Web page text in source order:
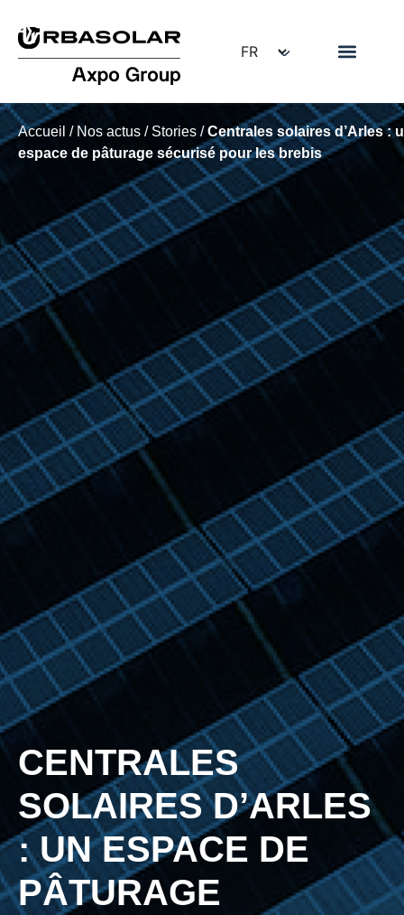
Accueil / Nos actus / Stories /Centrales solaires d’Arles :
espace de pâturage sécurisé pour les brebis
CENTRALES
SOLAIRES D’ARLES
: UN ESPACE DE
PÂTURAGE